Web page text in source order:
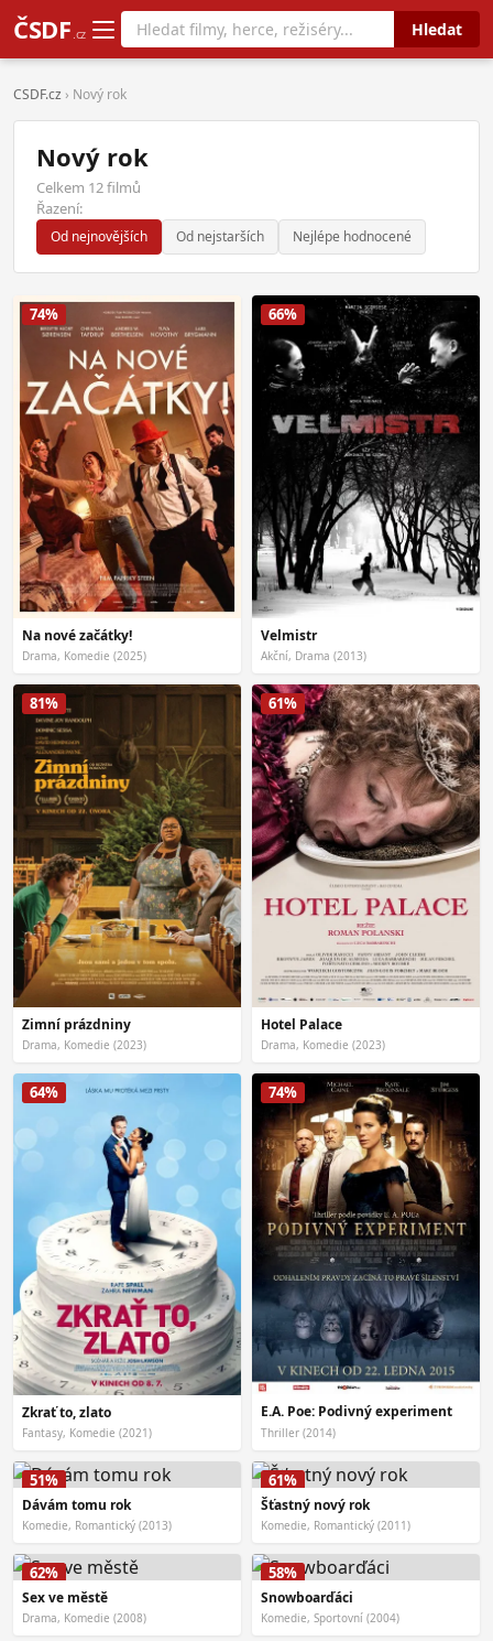
ČSDF .cz Hledat
CSDF.cz › Nový rok
Nový rok
Celkem 12 filmů
Řazení:
Od nejnovějších Od nejstarších Nejlépe hodnocené
74%
Na nové začátky!
Drama, Komedie (2025)
66%
Velmistr
Akční, Drama (2013)
81%
Zimní prázdniny
Drama, Komedie (2023)
61%
Hotel Palace
Drama, Komedie (2023)
64%
Zkrať to, zlato
Fantasy, Komedie (2021)
74%
E.A. Poe: Podivný experiment
Thriller (2014)
51%
Dávám tomu rok
Komedie, Romantický (2013)
61%
Šťastný nový rok
Komedie, Romantický (2011)
62%
Sex ve městě
Drama, Komedie (2008)
58%
Snowboarďáci
Komedie, Sportovní (2004)